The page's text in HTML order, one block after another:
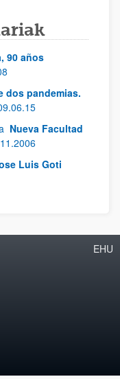
90 años
dos pandemias.
Nueva Facultad
Luis Goti
EHU